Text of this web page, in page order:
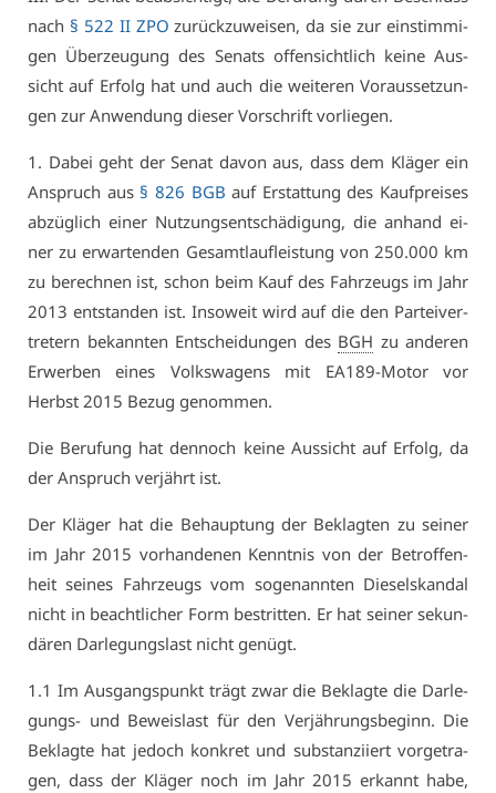
nach § 522 II ZPO zu­rück­zu­wei­sen, da sie zur ein­stim­mi­
gen Über­zeu­gung des Se­nats of­fen­sicht­lich kei­ne Aus­
sicht auf Er­folg hat und auch die wei­te­ren Vor­aus­set­zun­
gen zur An­wen­dung die­ser Vor­schrift vor­lie­gen.
1. Da­bei geht der Se­nat da­von aus, dass dem Klä­ger ein
An­spruch aus § 826 BGB auf Er­stat­tung des Kauf­prei­ses
ab­züg­lich ei­ner Nut­zungs­ent­schä­di­gung, die an­hand ei­
ner zu er­war­ten­den Ge­samt­lauf­leis­tung von 250.000 km
zu be­rech­nen ist, schon beim Kauf des Fahr­zeugs im Jahr
2013 ent­stan­den ist. In­so­weit wird auf die den Par­tei­ver­
tre­tern be­kann­ten Ent­schei­dun­gen des BGH zu an­de­ren
Er­wer­ben ei­nes Volks­wa­gens mit EA189-Mo­tor vor
Herbst 2015 Be­zug ge­nom­men.
Die Be­ru­fung hat den­noch kei­ne Aus­sicht auf Er­folg, da
der An­spruch ver­jährt ist.
Der Klä­ger hat die Be­haup­tung der Be­klag­ten zu sei­ner
im Jahr 2015 vor­han­de­nen Kennt­nis von der Be­trof­fen­
heit sei­nes Fahr­zeugs vom so­ge­nann­ten Die­selskan­dal
nicht in be­acht­li­cher Form be­strit­ten. Er hat sei­ner se­kun­
dä­ren Dar­le­gungs­last nicht ge­nügt.
1.1 Im Aus­gangs­punkt trägt zwar die Be­klag­te die Dar­le­
gungs- und Be­weis­last für den Ver­jäh­rungs­be­ginn. Die
Be­klag­te hat je­doch kon­kret und sub­stan­zi­iert vor­ge­tra­
gen, dass der Klä­ger noch im Jahr 2015 er­kannt ha­be,